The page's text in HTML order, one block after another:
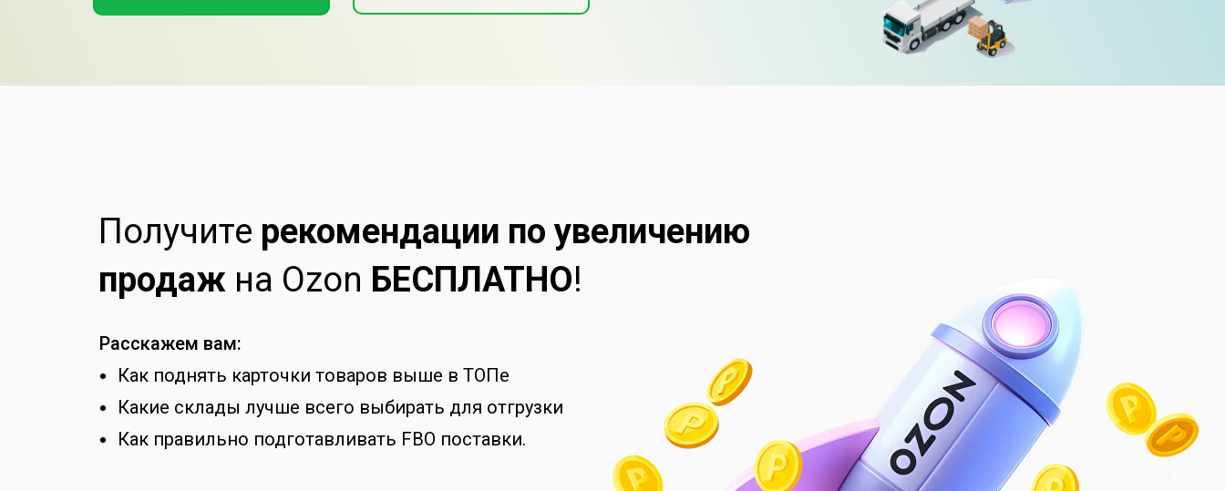
Расскажем вам:
Как поднять карточки товаров выше в ТОПе
Какие склады лучше всего выбирать для отгрузки
Как правильно подготавливать FBO поставки.
Получите рекомендации по увеличению
продаж на Ozon БЕСПЛАТНО!